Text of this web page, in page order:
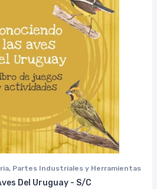
Partes Industriales y Herramientas
Del Uruguay - S/C